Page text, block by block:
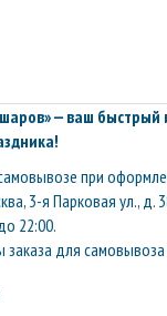
— ваш
при
3-я Парковая ул., д.
22:00.
для самовывоза